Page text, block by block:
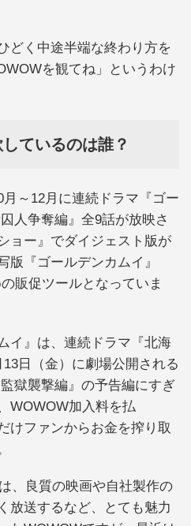
どく中途半端な終わり方を
を観てね」というわけ
ているのは誰？
～12月に連続ドラマ『ゴー
人争奪編』全9話が放映さ
ョー』でダイジェスト版が
版『ゴールデンカムイ』
販促ツールとなっていま
イ』は、連続ドラマ『北海
日（金）に劇場公開される
獄襲撃編』の予告編にすぎ
WOWOW加入料を払
ファンからお金を搾り取
、良質の映画や自社製作の
放送するなど、とても魅力